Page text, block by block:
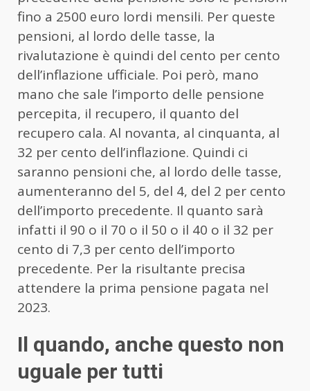
fino a 2500 euro lordi mensili. Per queste
pensioni, al lordo delle tasse, la
rivalutazione è quindi del cento per cento
dell’inflazione ufficiale. Poi però, mano
mano che sale l’importo delle pensione
percepita, il recupero, il quanto del
recupero cala. Al novanta, al cinquanta, al
32 per cento dell’inflazione. Quindi ci
saranno pensioni che, al lordo delle tasse,
aumenteranno del 5, del 4, del 2 per cento
dell’importo precedente. Il quanto sarà
infatti il 90 o il 70 o il 50 o il 40 o il 32 per
cento di 7,3 per cento dell’importo
precedente. Per la risultante precisa
attendere la prima pensione pagata nel
2023.
Il quando, anche questo non
uguale per tutti